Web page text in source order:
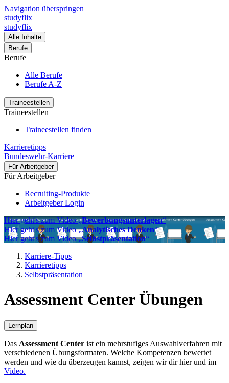
Navigation überspringen
studyflix
studyflix
Alle Inhalte
Berufe
Berufe
Alle Berufe
Berufe A-Z
Traineestellen
Traineestellen
Traineestellen finden
Karrieretipps
Bundeswehr-Karriere
Für Arbeitgeber
Für Arbeitgeber
Recruiting-Produkte
Arbeitgeber Login
Hier geht's zum Video „Bewerbungsunterlagen“
Hier geht's zum Video „Analytisches Denken“
Hier geht's zum Video „Selbstpräsentation“
Karriere-Tipps
Karrieretipps
Selbstpräsentation
Assessment Center Übungen
Lernplan
Das Assessment Center ist ein mehrstufiges Auswahlverfahren mit
verschiedenen Übungsformaten. Welche Kompetenzen bewertet
werden und wie du überzeugen kannst, zeigen wir dir hier und im
Video.